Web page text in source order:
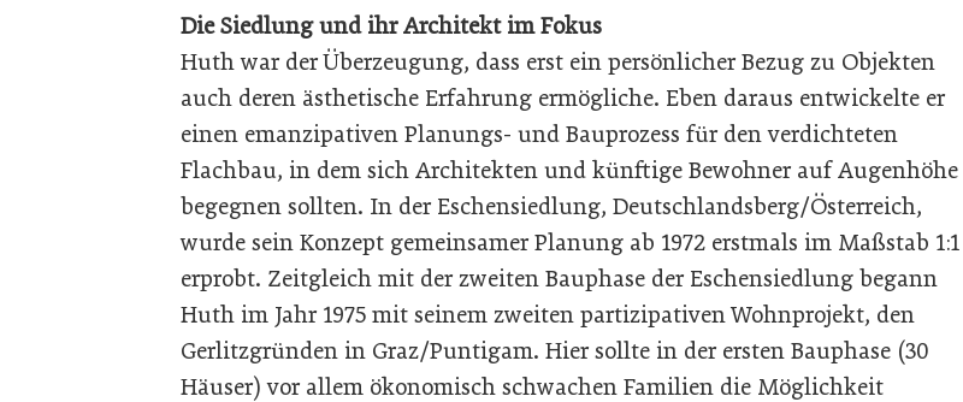
Die Siedlung und ihr Architekt im Fokus
Huth war der Überzeugung, dass erst ein persönlicher Bezug zu Objekten
auch deren ästhetische Erfahrung ermögliche. Eben daraus entwickelte er
einen emanzipativen Planungs- und Bauprozess für den verdichteten
Flachbau, in dem sich Architekten und künftige Bewohner auf Augenhöhe
begegnen sollten. In der Eschensiedlung, Deutschlandsberg/Österreich,
wurde sein Konzept gemeinsamer Planung ab 1972 erstmals im Maßstab 1:1
erprobt. Zeitgleich mit der zweiten Bauphase der Eschensiedlung begann
Huth im Jahr 1975 mit seinem zweiten partizipativen Wohnprojekt, den
Gerlitzgründen in Graz/Puntigam. Hier sollte in der ersten Bauphase (30
Häuser) vor allem ökonomisch schwachen Familien die Möglichkeit